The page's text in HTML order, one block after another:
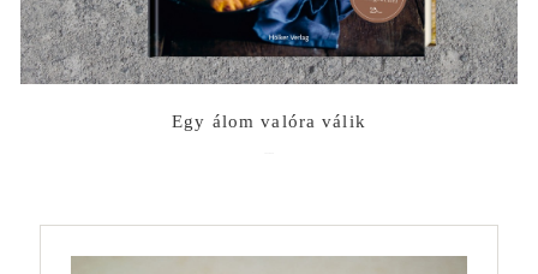
Egy álom valóra válik